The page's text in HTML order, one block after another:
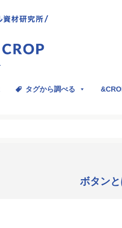
タグから調べる
ボタン